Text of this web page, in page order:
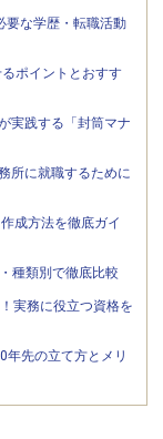
要な学歴・転職活動
るポイントとおすす
実践する「封筒マナ
所に就職するために
成方法を徹底ガイ
種類別で徹底比較
実務に役立つ資格を
年先の立て方とメリ